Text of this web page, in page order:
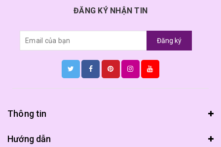
ĐĂNG KÝ NHẬN TIN
Đăng ký
Thông tin
Hướng dẫn